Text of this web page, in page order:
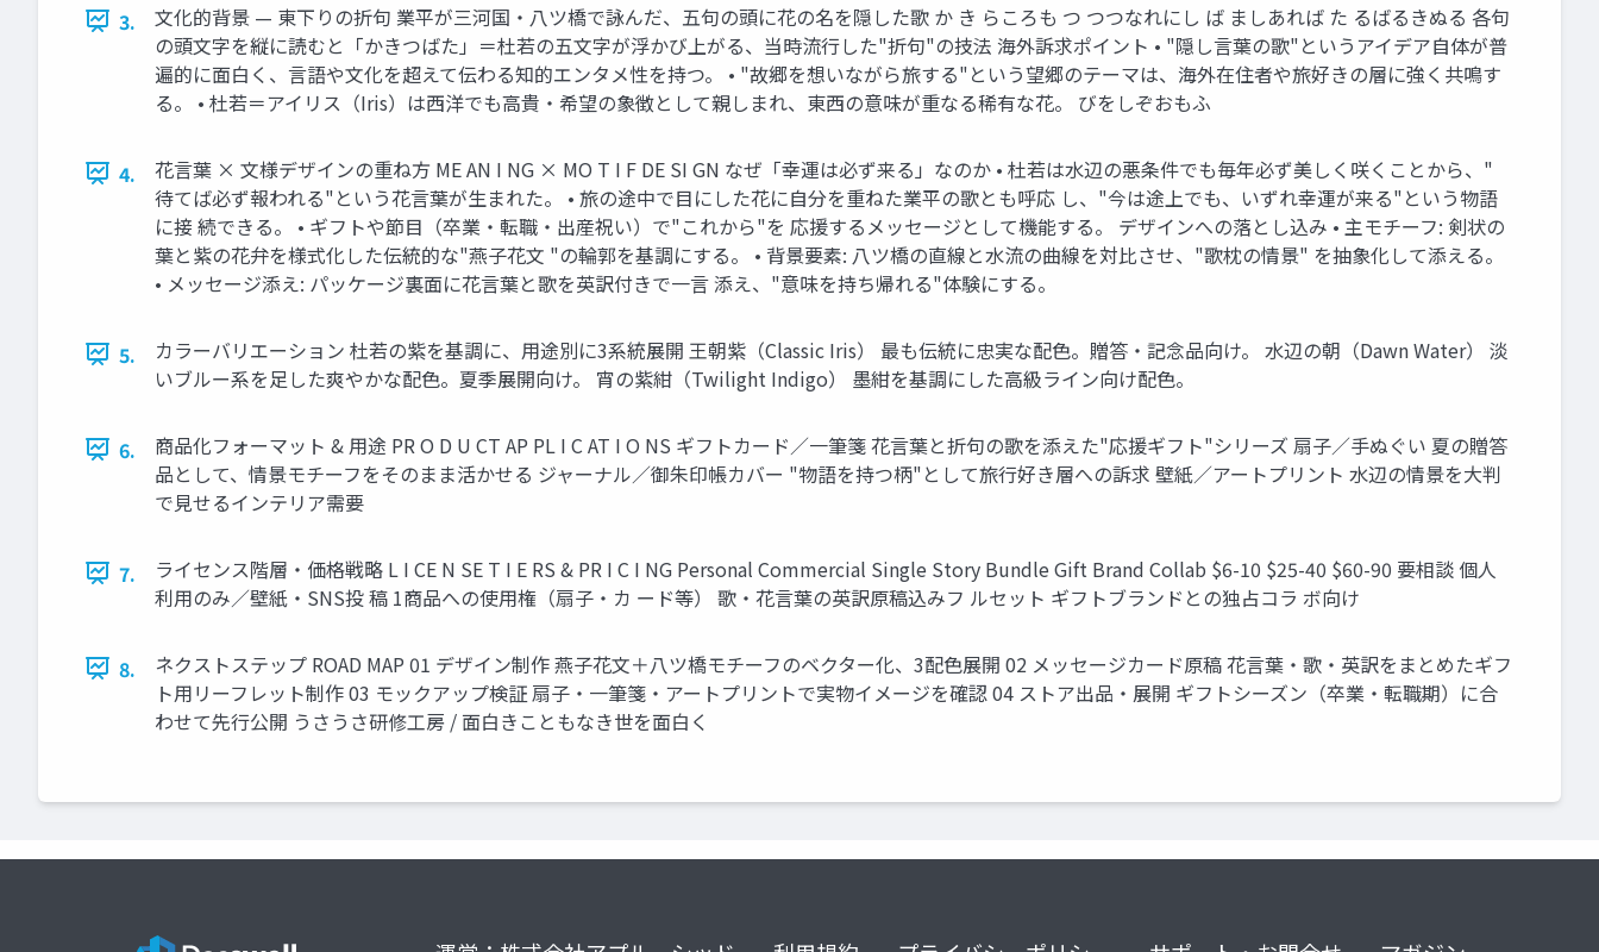
3.
文化的背景 — 東下りの折句 業平が三河国・八ツ橋で詠んだ、五句の頭に花の名を隠した歌 か き らころも つ つつなれにし ば ましあれば た るばるきぬる 各句
の頭文字を縦に読むと「かきつばた」＝杜若の五文字が浮かび上がる、当時流行した"折句"の技法 海外訴求ポイント • "隠し言葉の歌"というアイデア自体が普
遍的に面白く、言語や文化を超えて伝わる知的エンタメ性を持つ。 • "故郷を想いながら旅する"という望郷のテーマは、海外在住者や旅好きの層に強く共鳴す
る。 • 杜若＝アイリス（Iris）は西洋でも高貴・希望の象徴として親しまれ、東西の意味が重なる稀有な花。 びをしぞおもふ
4.
花言葉 × 文様デザインの重ね方 ME AN I NG × MO T I F DE SI GN なぜ「幸運は必ず来る」なのか • 杜若は水辺の悪条件でも毎年必ず美しく咲くことから、"
待てば必ず報われる"という花言葉が生まれた。 • 旅の途中で目にした花に自分を重ねた業平の歌とも呼応 し、"今は途上でも、いずれ幸運が来る"という物語
に接 続できる。 • ギフトや節目（卒業・転職・出産祝い）で"これから"を 応援するメッセージとして機能する。 デザインへの落とし込み • 主モチーフ: 剣状の
葉と紫の花弁を様式化した伝統的な"燕子花文 "の輪郭を基調にする。 • 背景要素: 八ツ橋の直線と水流の曲線を対比させ、"歌枕の情景" を抽象化して添える。
• メッセージ添え: パッケージ裏面に花言葉と歌を英訳付きで一言 添え、"意味を持ち帰れる"体験にする。
5.
カラーバリエーション 杜若の紫を基調に、用途別に3系統展開 王朝紫（Classic Iris） 最も伝統に忠実な配色。贈答・記念品向け。 水辺の朝（Dawn Water） 淡
いブルー系を足した爽やかな配色。夏季展開向け。 宵の紫紺（Twilight Indigo） 墨紺を基調にした高級ライン向け配色。
6.
商品化フォーマット & 用途 PR O D U CT AP PL I C AT I O NS ギフトカード／一筆箋 花言葉と折句の歌を添えた"応援ギフト"シリーズ 扇子／手ぬぐい 夏の贈答
品として、情景モチーフをそのまま活かせる ジャーナル／御朱印帳カバー "物語を持つ柄"として旅行好き層への訴求 壁紙／アートプリント 水辺の情景を大判
で見せるインテリア需要
7.
ライセンス階層・価格戦略 L I CE N SE T I E RS & PR I C I NG Personal Commercial Single Story Bundle Gift Brand Collab $6-10 $25-40 $60-90 要相談 個人
利用のみ／壁紙・SNS投 稿 1商品への使用権（扇子・カ ード等） 歌・花言葉の英訳原稿込みフ ルセット ギフトブランドとの独占コラ ボ向け
8.
ネクストステップ ROAD MAP 01 デザイン制作 燕子花文＋八ツ橋モチーフのベクター化、3配色展開 02 メッセージカード原稿 花言葉・歌・英訳をまとめたギフ
ト用リーフレット制作 03 モックアップ検証 扇子・一筆箋・アートプリントで実物イメージを確認 04 ストア出品・展開 ギフトシーズン（卒業・転職期）に合
わせて先行公開 うさうさ研修工房 / 面白きこともなき世を面白く